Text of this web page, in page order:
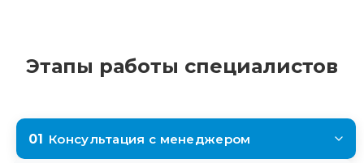
Этапы работы специалистов
01 Консультация с менеджером